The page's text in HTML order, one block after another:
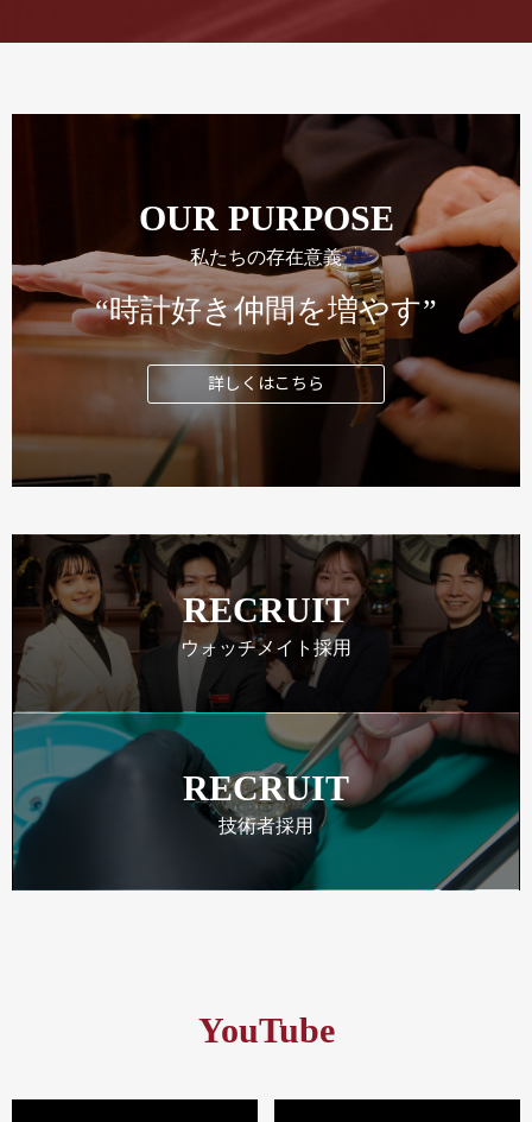
OUR PURPOSE
私たちの存在意義
“時計好き仲間を増やす”
詳しくはこちら
RECRUIT
ウォッチメイト採用
RECRUIT
技術者採用
YouTube